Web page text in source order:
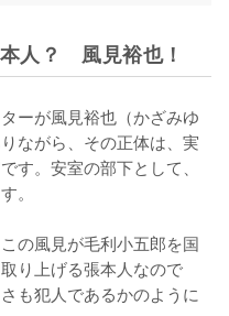
人？ 風見裕也！
ーが風見裕也（かざみゆ
ながら、その正体は、実
す。安室の部下として、
。
の風見が毛利小五郎を国
り上げる張本人なので
も犯人であるかのように